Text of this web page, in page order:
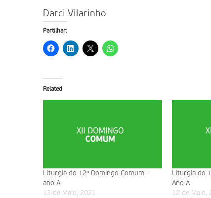
Darci Vilarinho
Partilhar:
Related
Liturgia do 12º Domingo Comum –
ano A
13 de Maio, 2021
Liturgia do
Ano A
12 de Maio,